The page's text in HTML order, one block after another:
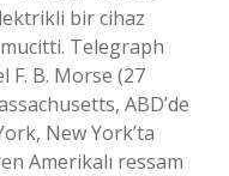
bir cihaz
Telegraph
F. B. Morse (27
ABD’de
New York’ta
Amerikalı ressam